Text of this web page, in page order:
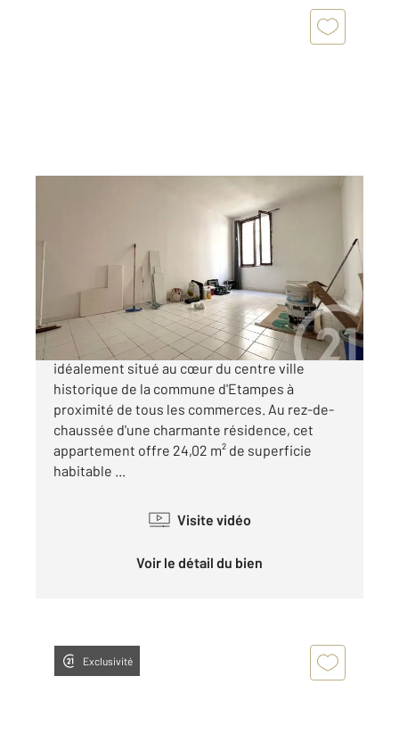
Appartement Studio à vendre
65 000 €
Découvrez cet appartement de type studio,
idéalement situé au cœur du centre ville
historique de la commune d'Etampes à
proximité de tous les commerces. Au rez-de-
chaussée d'une charmante résidence, cet
appartement offre 24,02 m² de superficie
habitable ...
Visite vidéo
Voir le détail du bien
Exclusivité